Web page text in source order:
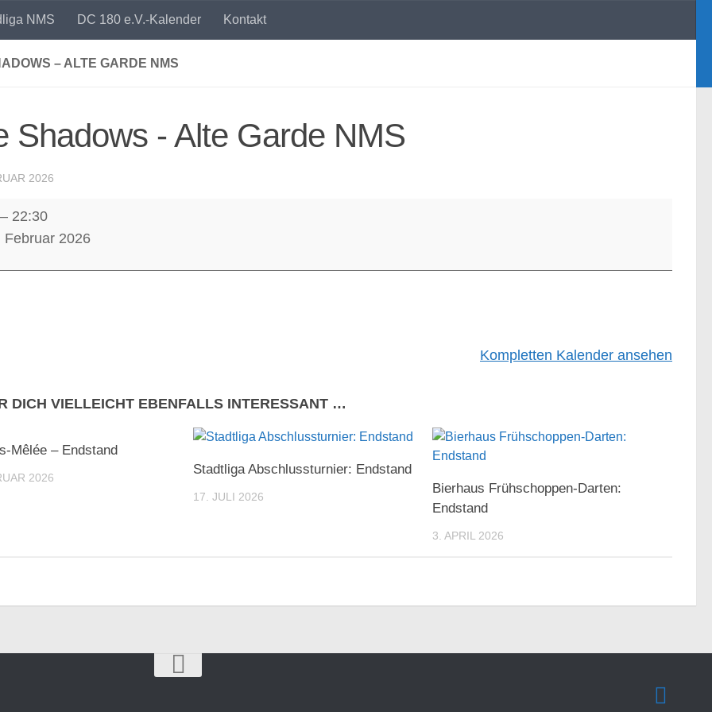
NMS DC 180 e.V.-Kalender Kontakt
– ALTE GARDE NMS
Shadows - Alte Garde NMS
2026
– 22:30
Februar 2026
Kompletten Kalender ansehen
DICH VIELLEICHT EBENFALLS INTERESSANT …
Mêlée – Endstand
2026
Stadtliga Abschlussturnier: Endstand
17. JULI 2026
Bierhaus Frühschoppen-Darten:
Endstand
3. APRIL 2026